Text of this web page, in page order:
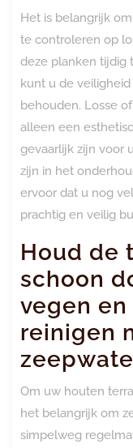
Het is belangrijk
te controleren op
deze planken tijdig
kunt u de
behouden. Losse
alleen een
gevaarlijk zijn voor
zijn in het
ervoor dat u nog
prachtig en veilig
Houd de
schoon
vegen
reinigen
Om uw houten
het belangrijk om
simpelweg